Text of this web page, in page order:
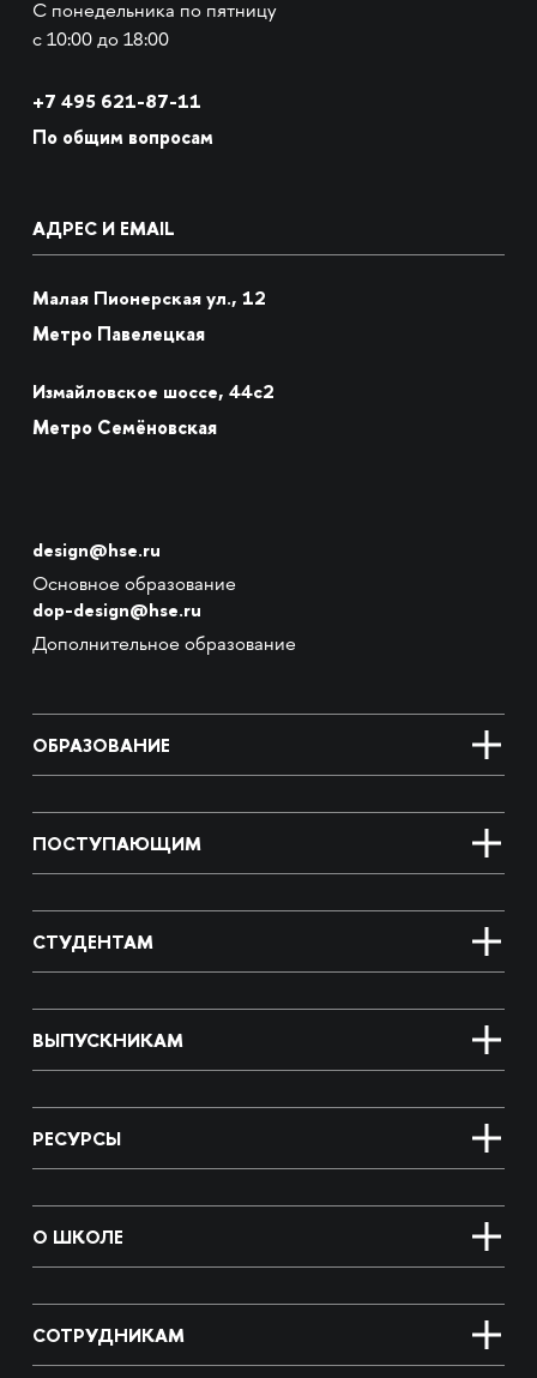
С понедельника по пятницу
с 10:00 до 18:00
+7 495 621-87-11
По общим вопросам
АДРЕС И EMAIL
Малая Пионерская ул., 12
Метро Павелецкая
Измайловское шоссе, 44с2
Метро Семёновская
design@hse.ru
Основное образование
dop-design@hse.ru
Дополнительное образование
ОБРАЗОВАНИЕ
ПОСТУПАЮЩИМ
СТУДЕНТАМ
ВЫПУСКНИКАМ
РЕСУРСЫ
О ШКОЛЕ
СОТРУДНИКАМ